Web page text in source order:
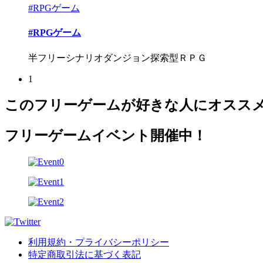
#RPGゲーム
#RPGゲーム
半フリーシナリオダンジョン探索型ＲＰＧ
1
このフリーゲームが好きな人にオスス
フリーゲームイベント開催中！
利用規約・プライバシーポリシー
特定商取引法に基づく表記